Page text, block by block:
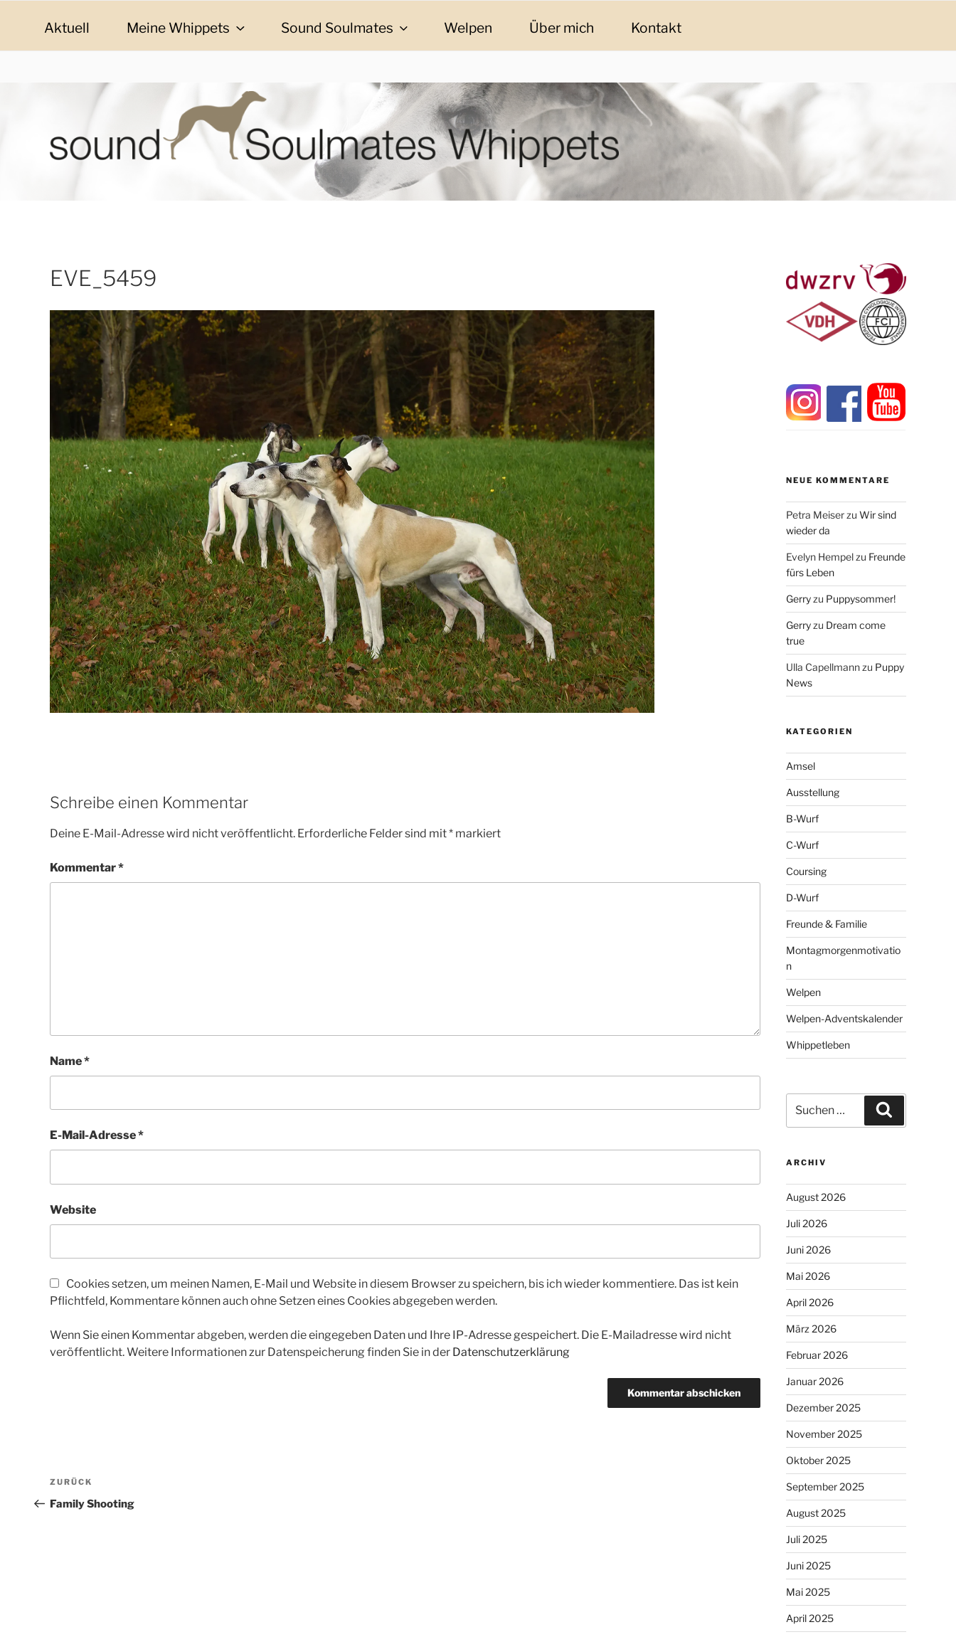
SOUND SOULMATES WHIPPETS
sound Soulmates – Whippets fürs Leben! Bilder, Geschichten und Informationen
Aktuell Meine Whippets Sound Soulmates Welpen Über mich Kontakt
EVE_5459
Schreibe einen Kommentar
Deine E-Mail-Adresse wird nicht veröffentlicht. Erforderliche Felder sind mit* markiert
Kommentar*
Name*
E-Mail-Adresse*
Website
Cookies setzen, um meinen Namen, E-Mail und Website in diesem Browser zu speichern, bis ich wieder kommentiere. Das ist kein
Pflichtfeld, Kommentare können auch ohne Setzen eines Cookies abgegeben werden.
Wenn Sie einen Kommentar abgeben, werden die eingegeben Daten und Ihre IP-Adresse gespeichert. Die E-Mailadresse wird nicht
veröffentlicht. Weitere Informationen zur Datenspeicherung finden Sie in der Datenschutzerklärung
Beitragsnavigation
Vorheriger
Beitrag
ZURÜCK
Family Shooting
NEUE KOMMENTARE
Petra Meiser zuWir sind
wieder da
Evelyn Hempel zu Freunde
fürs Leben
Gerry zu Puppysommer!
Gerry zu Dream come
true
Ulla Capellmann zu Puppy
News
KATEGORIEN
Amsel
Ausstellung
B-Wurf
C-Wurf
Coursing
D-Wurf
Freunde & Familie
Montagmorgenmotivatio
n
Welpen
Welpen-Adventskalender
Whippetleben
nach:
ARCHIV
August 2026
Juli 2026
Juni 2026
Mai 2026
April 2026
März 2026
Februar 2026
Januar 2026
Dezember 2025
November 2025
Oktober 2025
September 2025
August 2025
Juli 2025
Juni 2025
Mai 2025
April 2025